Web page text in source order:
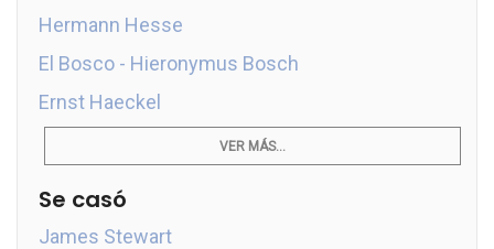
Hermann Hesse
El Bosco - Hieronymus Bosch
Ernst Haeckel
VER MÁS...
Se casó
James Stewart